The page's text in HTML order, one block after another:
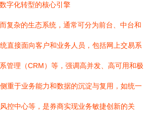
字化转型的核心引擎
复杂的生态系统，通常可分为前台、中台和
直接面向客户和业务人员，包括网上交易系
管理（CRM）等，强调高并发、高可用和极
重于业务能力和数据的沉淀与复用，如统一
控中心等，是券商实现业务敏捷创新的关